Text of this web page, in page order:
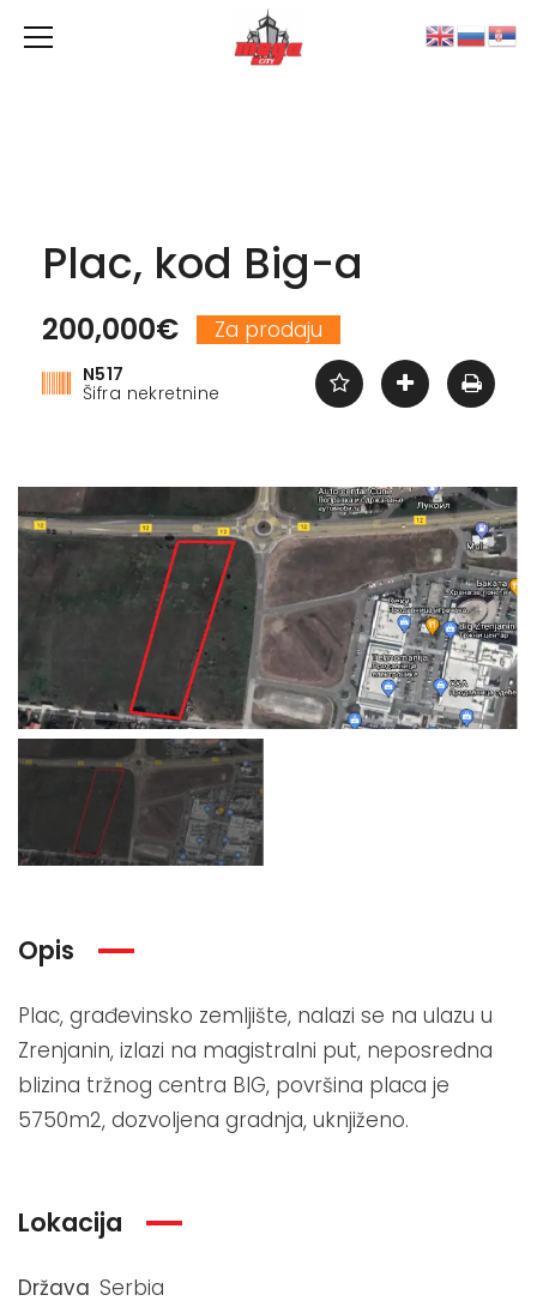
Plac, kod Big-a
200,000€ Za prodaju
N517
Šifra nekretnine
Opis
Plac, građevinsko zemljište, nalazi se na ulazu u
Zrenjanin, izlazi na magistralni put, neposredna
blizina tržnog centra BIG, površina placa je
5750m2, dozvoljena gradnja, uknjiženo.
Lokacija
Država Serbia